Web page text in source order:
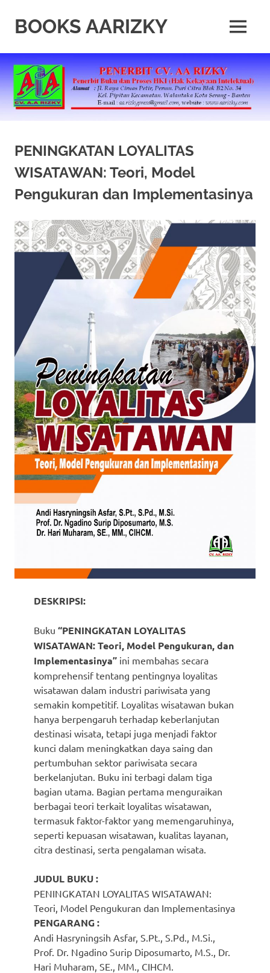
contentBOOKS AARIZKY
Buku
Berkualitas
MENU
PENINGKATAN LOYALITAS
WISATAWAN: Teori, Model
Pengukuran dan Implementasinya
DESKRIPSI:
Buku “PENINGKATAN LOYALITAS
WISATAWAN: Teori, Model Pengukuran, dan
Implementasinya” ini membahas secara
komprehensif tentang pentingnya loyalitas
wisatawan dalam industri pariwisata yang
semakin kompetitif. Loyalitas wisatawan bukan
hanya berpengaruh terhadap keberlanjutan
destinasi wisata, tetapi juga menjadi faktor
kunci dalam meningkatkan daya saing dan
pertumbuhan sektor pariwisata secara
berkelanjutan. Buku ini terbagi dalam tiga
bagian utama. Bagian pertama menguraikan
berbagai teori terkait loyalitas wisatawan,
termasuk faktor-faktor yang memengaruhinya,
seperti kepuasan wisatawan, kualitas layanan,
citra destinasi, serta pengalaman wisata.
JUDUL BUKU :
PENINGKATAN LOYALITAS WISATAWAN:
Teori, Model Pengukuran dan Implementasinya
PENGARANG :
Andi Hasryningsih Asfar, S.Pt., S.Pd., M.Si.,
Prof. Dr. Ngadino Surip Diposumarto, M.S., Dr.
Hari Muharam, SE., MM., CIHCM.